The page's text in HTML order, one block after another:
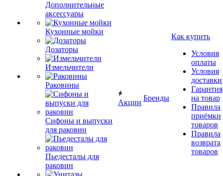
Дополнительные
аксессуары
Кухонные мойки
Дозаторы
Измельчители
Раковины
Сифоны и выпуски
для раковин
Пьедесталы для
раковин
Акции
Бренды
Как купить
Условия
оплаты
Условия
доставки
Гарантия
на товар
Правила
приёмки
товаров
Правила
возврата
товаров